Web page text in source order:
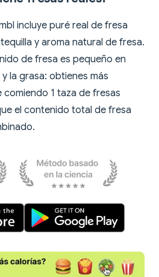
incluye puré real de fresa
y aroma natural de fresa.
de fresa es pequeño en
la grasa: obtienes más
1 taza de fresas
el contenido total de fresa